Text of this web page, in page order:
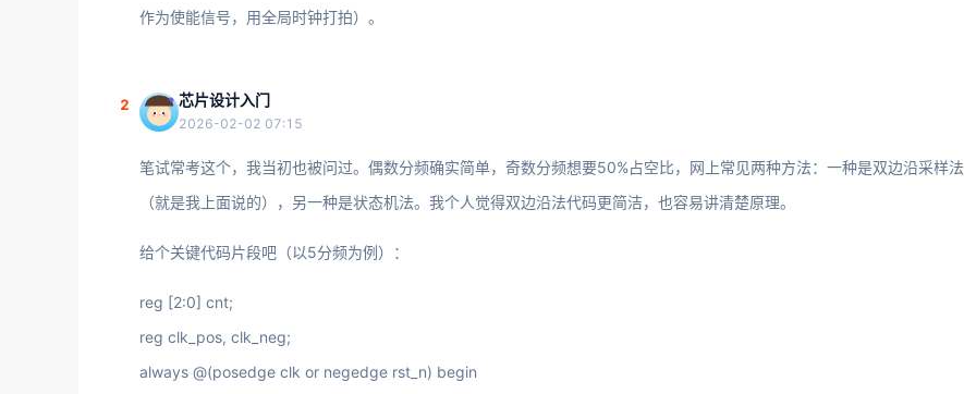
作为使能信号，用全局时钟打拍）。
2 芯片设计入门
2026-02-02 07:15
笔试常考这个，我当初也被问过。偶数分频确实简单，奇数分频想要50%占空比，网上常见两种方法：一种是双边沿采样法
（就是我上面说的），另一种是状态机法。我个人觉得双边沿法代码更简洁，也容易讲清楚原理。
给个关键代码片段吧（以5分频为例）：
reg [2:0] cnt;
reg clk_pos, clk_neg;
always @(posedge clk or negedge rst_n) begin